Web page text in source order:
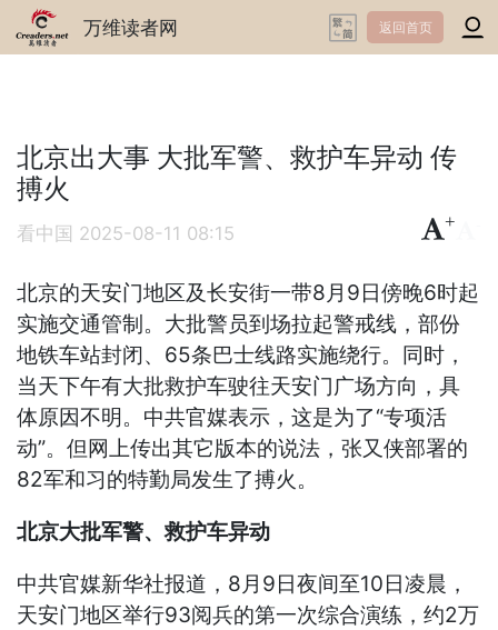
万维读者网 返回首页
北京出大事 大批军警、救护车异动 传
搏火
看中国 2025-08-11 08:15
+
北京的天安门地区及长安街一带8月9日傍晚6时起
实施交通管制。大批警员到场拉起警戒线，部份
地铁车站封闭、65条巴士线路实施绕行。同时，
当天下午有大批救护车驶往天安门广场方向，具
体原因不明。中共官媒表示，这是为了“专项活
动”。但网上传出其它版本的说法，张又侠部署的
82军和习的特勤局发生了搏火。
北京大批军警、救护车异动
中共官媒新华社报道，8月9日夜间至10日凌晨，
天安门地区举行93阅兵的第一次综合演练，约2万